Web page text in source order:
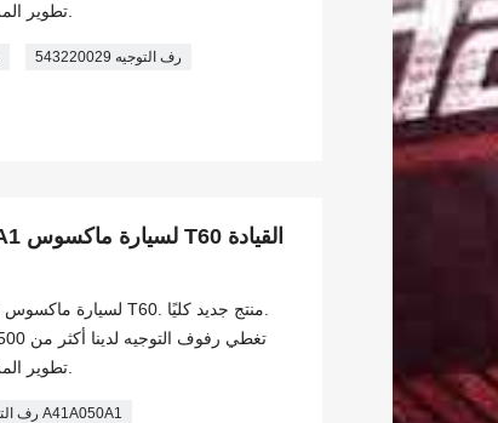
543220029 رف التوجيه
رف التوجيه A41A050A1